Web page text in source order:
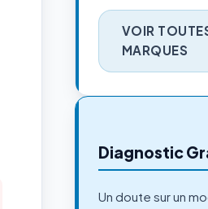
VOIR
MARQUES
Diagnostic
Un doute sur un